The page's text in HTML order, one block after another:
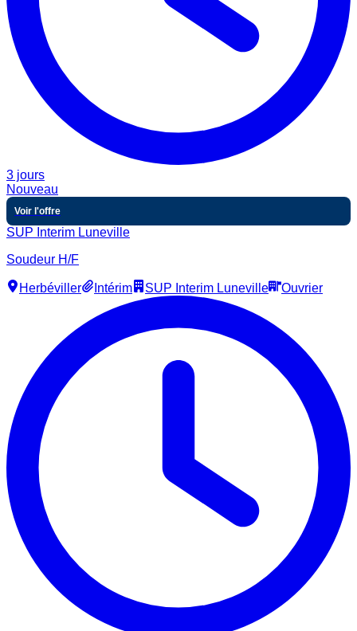
3 jours
Nouveau
Voir l'offre
SUP Interim Luneville
Soudeur H/F
Herbéviller Intérim SUP Interim Luneville Ouvrier